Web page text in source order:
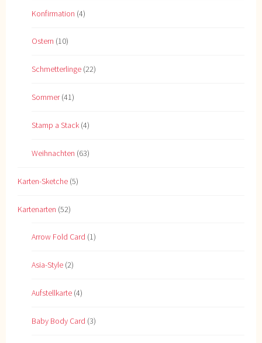
Konfirmation (4)
Ostern (10)
Schmetterlinge (22)
Sommer(41)
Stamp a Stack (4)
Weihnachten (63)
Karten-Sketche (5)
Kartenarten (52)
Arrow Fold Card (1)
Asia-Style (2)
Aufstellkarte (4)
Baby Body Card (3)